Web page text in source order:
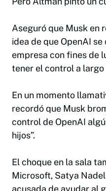
Aseguró que Musk en
idea de que OpenAI
empresa con fines de
tener el control a largo
En un momento
recordó que Musk
control de OpenAI
hijos”.
El choque en la sala
Microsoft, Satya
acusada de ayudar al